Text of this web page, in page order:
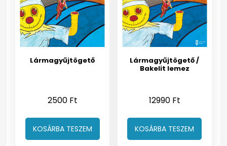
Lármagyűjtögető
2500 Ft
KOSÁRBA TESZEM
Lármagyűjtögető /
Bakelit lemez
12990 Ft
KOSÁRBA TESZEM